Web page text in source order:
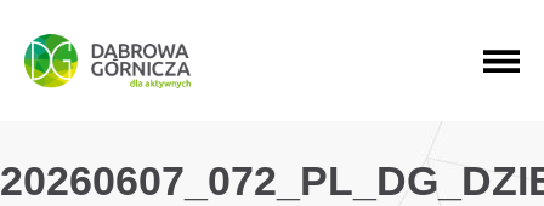
PRZEJDŹ DO MENU GŁÓWNEGO
PRZEJDŹ DO WYSZUKIWARKI
PRZEJDŹ DO TREŚCI